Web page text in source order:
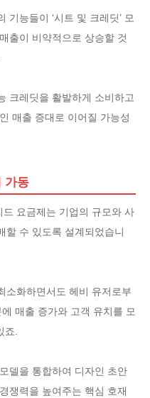
기능들이 ‘시트 및 크레딧’ 모
출이 비약적으로 상승할 것
크레딧을 활발하게 소비하고
매출 증대로 이어질 가능성
가동
요금제는 기업의 규모와 사
할 수 있도록 설계되었습니
소화하면서도 헤비 유저로부
매출 증가와 고객 유치를 모
죠.
델을 통합하여 디자인 초안
쟁력을 높여주는 핵심 호재